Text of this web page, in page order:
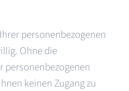
personenbezogenen
Ohne die
personenbezogenen
keinen Zugang zu